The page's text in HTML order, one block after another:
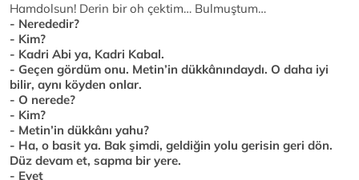
Hamdolsun! Derin bir oh çektim… Bulmuştum…
- Nerededir?
- Kim?
- Kadri Abi ya, Kadri Kabal.
- Geçen gördüm onu. Metin’in dükkânındaydı. O daha iyi
bilir, aynı köyden onlar.
- O nerede?
- Kim?
- Metin’in dükkânı yahu?
- Ha, o basit ya. Bak şimdi, geldiğin yolu gerisin geri dön.
Düz devam et, sapma bir yere.
- Evet